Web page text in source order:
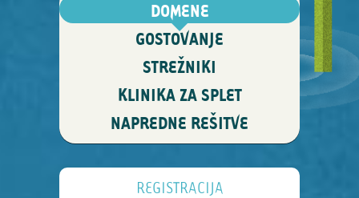
DOMENE
GOSTOVANJE
STREŽNIKI
KLINIKA ZA SPLET
NAPREDNE REŠITVE
REGISTRACIJA